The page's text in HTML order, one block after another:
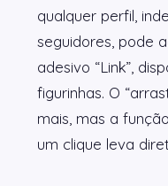
qualquer perfil,
seguidores, pode
adesivo “Link”,
figurinhas. O
mais, mas a
um clique leva